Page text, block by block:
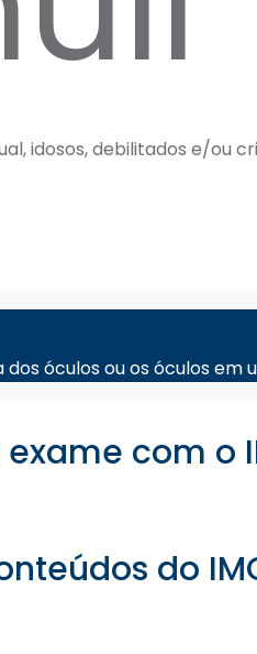
idosos, debilitados e/ou
óculos ou os óculos em
com o
do